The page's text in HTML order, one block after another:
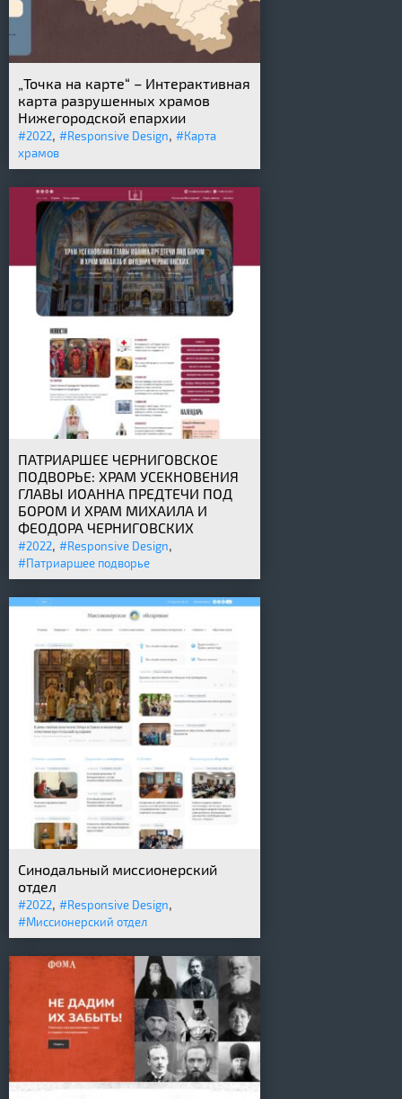
„Точка на карте“ – Интерактивная
карта разрушенных храмов
Нижегородской епархии
#2022, #Responsive Design, #Карта
храмов
ПАТРИАРШЕЕ ЧЕРНИГОВСКОЕ
ПОДВОРЬЕ: ХРАМ УСЕКНОВЕНИЯ
ГЛАВЫ ИОАННА ПРЕДТЕЧИ ПОД
БОРОМ И ХРАМ МИХАИЛА И
ФЕОДОРА ЧЕРНИГОВСКИХ
#2022, #Responsive Design,
#Патриаршее подворье
Синодальный миссионерский
отдел
#2022, #Responsive Design,
#Миссионерский отдел